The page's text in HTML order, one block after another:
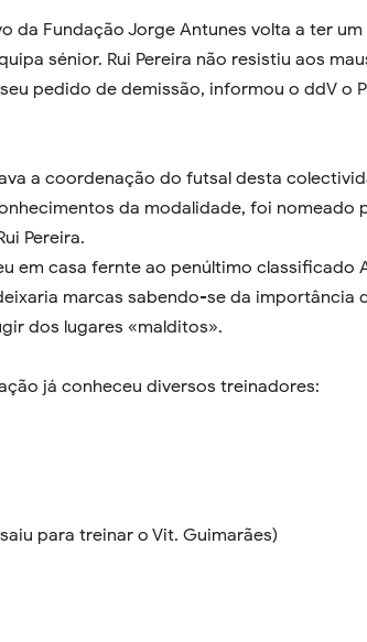
da Fundação Jorge Antunes volta a ter
sénior. Rui Pereira não resistiu aos
pedido de demissão, informou o ddV o
a coordenação do futsal desta
da modalidade, foi nomeado
Pereira.
em casa fernte ao penúltimo classificado
marcas sabendo-se da importância
dos lugares «malditos».
já conheceu diversos treinadores:
para treinar o Vit. Guimarães)